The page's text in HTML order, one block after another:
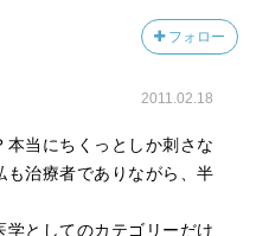
フォロー
2011.02.18
当にちくっとしか刺さな
も治療者でありながら、半
学としてのカテゴリーだけ